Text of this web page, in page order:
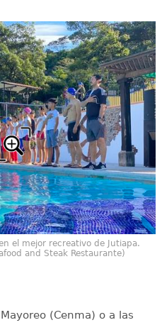
el mejor recreativo de Jutiapa.
and Steak Restaurante)
(Cenma) o a las